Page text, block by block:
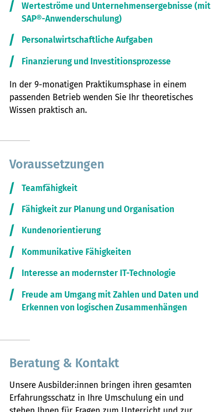
Werteströme und Unternehmensergebnisse (mit
SAP®-Anwenderschulung)
Personalwirtschaftliche Aufgaben
Finanzierung und Investitionsprozesse
In der 9-monatigen Praktikumsphase in einem
passenden Betrieb wenden Sie Ihr theoretisches
Wissen praktisch an.
Voraussetzungen
Teamfähigkeit
Fähigkeit zur Planung und Organisation
Kundenorientierung
Kommunikative Fähigkeiten
Interesse an modernster IT-Technologie
Freude am Umgang mit Zahlen und Daten und
Erkennen von logischen Zusammenhängen
Beratung & Kontakt
Unsere Ausbilder:innen bringen ihren gesamten
Erfahrungsschatz in Ihre Umschulung ein und